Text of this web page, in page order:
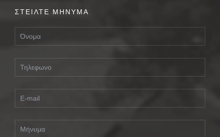
ΣΤΕΙΛΤΕ ΜΗΝΥΜΑ